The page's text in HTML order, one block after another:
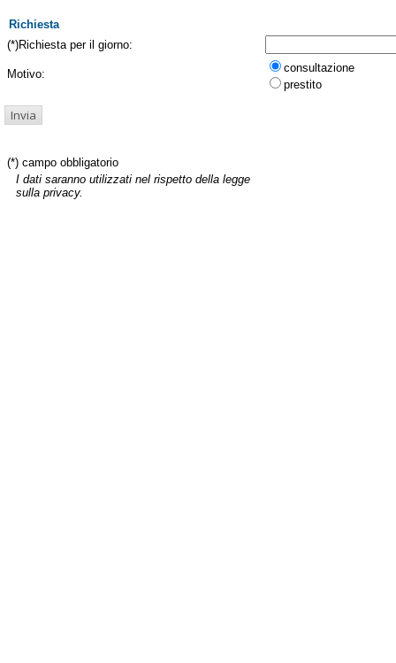
Richiesta
(*)Richiesta per il giorno:
Motivo:
consultazione
prestito
(*) campo obbligatorio
I dati saranno utilizzati nel rispetto della legge
sulla privacy.